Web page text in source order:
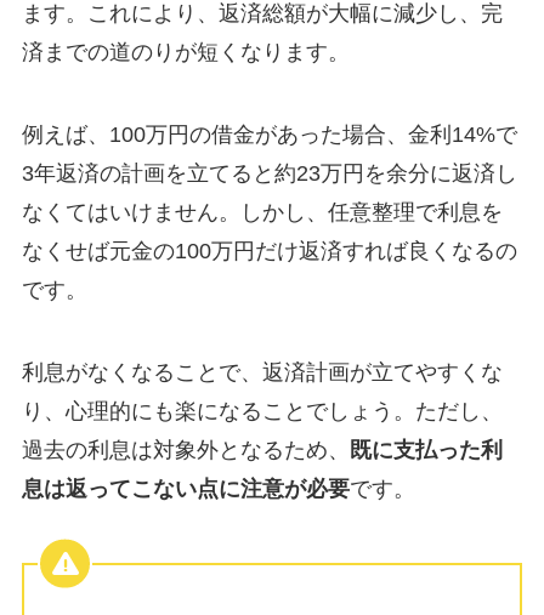
ます。これにより、返済総額が大幅に減少し、完
済までの道のりが短くなります。
例えば、100万円の借金があった場合、金利14%で
3年返済の計画を立てると約23万円を余分に返済し
なくてはいけません。しかし、任意整理で利息を
なくせば元金の100万円だけ返済すれば良くなるの
です。
利息がなくなることで、返済計画が立てやすくな
り、心理的にも楽になることでしょう。ただし、
過去の利息は対象外となるため、
既に支払った利
息は返ってこない点に注意が必要です。